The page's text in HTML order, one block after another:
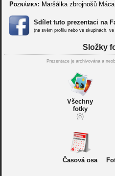
Poznámka: Maršálka zbrojnošů
Sdílet tuto prezentaci na
(na svém profilu nebo ve skupinách,
Složky
Prezentace je archivována a
Všechny
fotky
(8)
Časová osa